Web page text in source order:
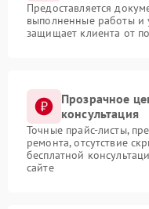
Предоставляется
выполненные работы и
защищает клиента от
Прозрачное
консультация
Точные прайс-листы,
ремонта, отсутствие
бесплатной
сайте